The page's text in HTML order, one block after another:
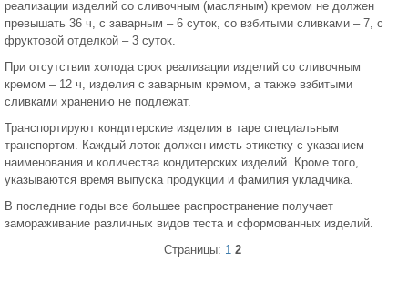
реализации изделий со сливочным (масляным) кремом не должен
превышать 36 ч, с заварным – 6 суток, со взбитыми сливками – 7, с
фруктовой отделкой – 3 суток.
При отсутствии холода срок реализации изделий со сливочным
кремом – 12 ч, изделия с заварным кремом, а также взбитыми
сливками хранению не подлежат.
Транспортируют кондитерские изделия в таре специальным
транспортом. Каждый лоток должен иметь этикетку с указанием
наименования и количества кондитерских изделий. Кроме того,
указываются время выпуска продукции и фамилия укладчика.
В последние годы все большее распространение получает
замораживание различных видов теста и сформованных изделий.
Страницы: 1 2